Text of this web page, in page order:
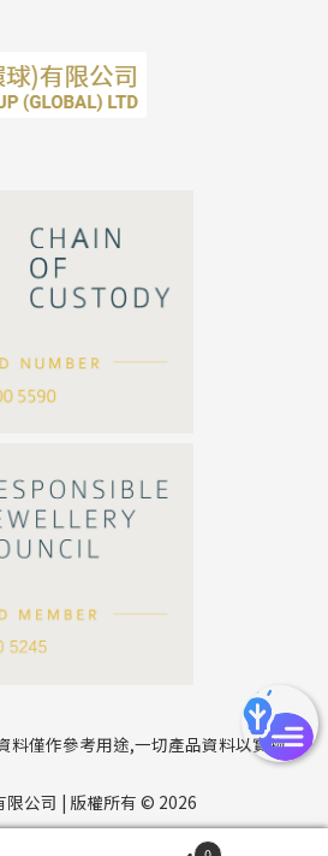
稱
電話
料僅作參考用途,一切產品資料以實物
限公司 | 版權所有 © 2026